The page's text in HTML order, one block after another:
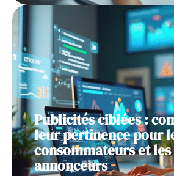
Publicités ciblées :
leur pertinence pour
consommateurs et les
annonceurs